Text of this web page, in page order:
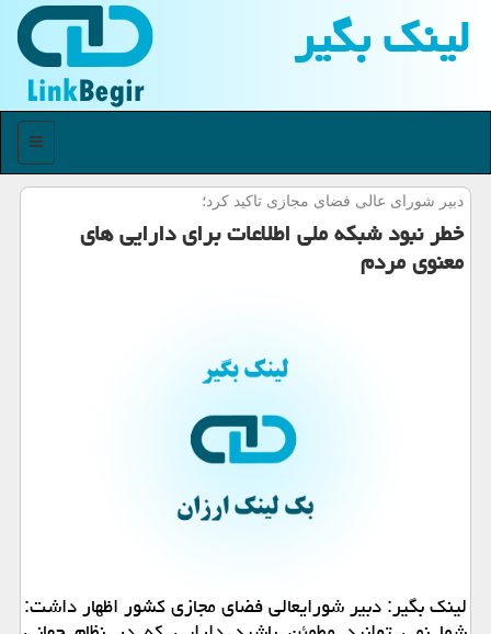
لینك بگیر
منو
دبیر شورای عالی فضای مجازی تاكید كرد؛
خطر نبود شبکه ملی اطلاعات برای دارایی های
معنوی مردم
لینک بگیر: دبیر شورایعالی فضای مجازی کشور اظهار داشت: